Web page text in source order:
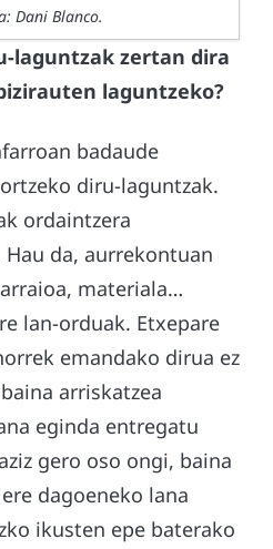
Dani Blanco.
laguntzak zertan dira
laguntzeko?
badaude
diru-laguntzak.
ordaintzera
da, aurrekontuan
materiala…
lan-orduak. Etxepare
emandako dirua ez
arriskatzea
eginda entregatu
gero oso ongi, baina
dagoeneko lana
ikusten epe baterako